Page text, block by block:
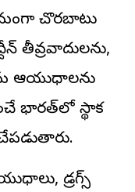
చొరబాటు
ఆయుధాలను
భారత్‌లోని స్థానిక
డ్రగ్స్